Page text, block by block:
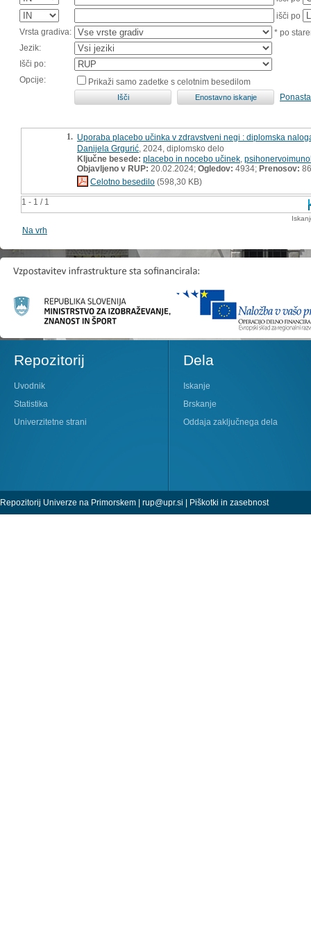
išči po
Vrsta gradiva:
* po
Jezik:
Išči po:
Opcije:
Prikaži samo zadetke s celotnim besedilom
1 - 1 / 1
1. Uporaba placebo učinka v zdravstveni negi : diplomska
Danijela Grgurić , 2024, diplomsko delo
Ključne besede: placebo in nocebo učinek
Objavljeno v RUP: 20.02.2024; Ogledov: 4934; Prenosov: 86
Celotno besedilo (598,30 KB)
Na vrh
Repozitorij
Uvodnik
Statistika
Univerzitetne strani
Dela
Iskanje
Brskanje
Oddaja zaključnega dela
Repozitorij Univerze na Primorskem | rup@upr.si | Piškotki in zasebnost